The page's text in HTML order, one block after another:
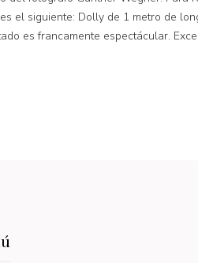
el siguiente: Dolly de 1 metro de
es francamente espectácular.